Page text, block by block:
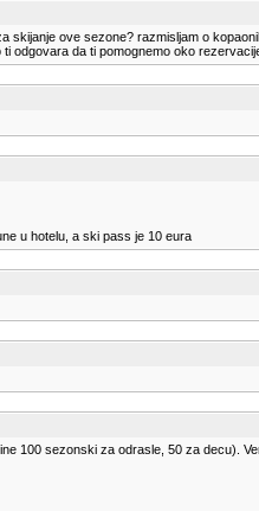
ove sezone? razmisljam o
odgovara da ti pomognemo oko
u hotelu, a ski pass je 10 eura
100 sezonski za odrasle, 50 za decu).